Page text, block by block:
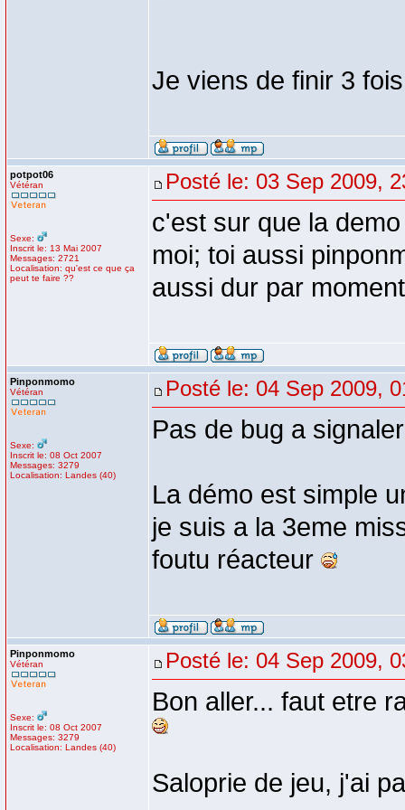
Je viens de finir 3
potpot06
Vétéran
Sexe:
Inscrit le: 13 Mai 2007
Messages: 2721
Localisation: qu'est ce que ça
peut te faire ??
Posté le: 03 Sep 2009,
c'est sur que la
moi; toi aussi
aussi dur par moment
Pinponmomo
Vétéran
Sexe:
Inscrit le: 08 Oct 2007
Messages: 3279
Localisation: Landes (40)
Posté le: 04 Sep 2009,
Pas de bug a
La démo est simple
je suis a la 3eme
foutu réacteur
Pinponmomo
Vétéran
Sexe:
Inscrit le: 08 Oct 2007
Messages: 3279
Localisation: Landes (40)
Posté le: 04 Sep 2009,
Bon aller... faut etre
Saloprie de jeu, j'ai